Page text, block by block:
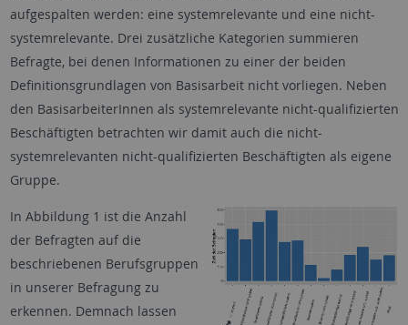
aufgespalten werden: eine systemrelevante und eine nicht-
systemrelevante. Drei zusätzliche Kategorien summieren
Befragte, bei denen Informationen zu einer der beiden
Definitionsgrundlagen von Basisarbeit nicht vorliegen. Neben
den BasisarbeiterInnen als systemrelevante nicht-qualifizierten
Beschäftigten betrachten wir damit auch die nicht-
systemrelevanten nicht-qualifizierten Beschäftigten als eigene
Gruppe.
In Abbildung 1 ist die Anzahl
der Befragten auf die
beschriebenen Berufsgruppen
in unserer Befragung zu
erkennen. Demnach lassen